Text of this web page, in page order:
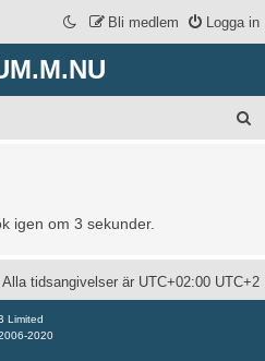
Logga in
Bli medlem
igen om 3 sekunder.
Alla tidsangivelser är UTC+02:00 UTC+2
Limited
2020